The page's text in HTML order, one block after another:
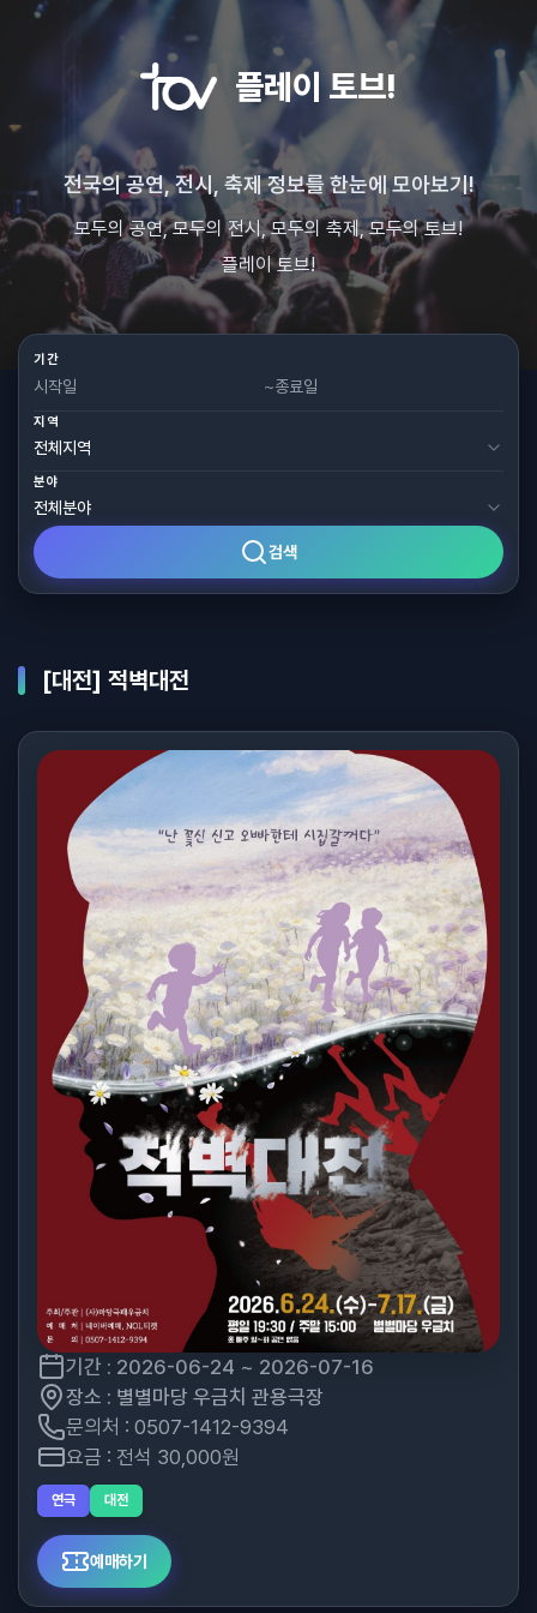
플레이 토브!
전국의 공연, 전시, 축제 정보를 한눈에 모아보기!
모두의 공연, 모두의 전시, 모두의 축제, 모두의 토브!
플레이 토브!
기간
~
지역
분야
검색
[대전] 적벽대전
기간 : 2026-06-24 ~ 2026-07-16
장소 : 별별마당 우금치 관용극장
문의처 : 0507-1412-9394
요금 : 전석 30,000원
연극 대전
예매하기